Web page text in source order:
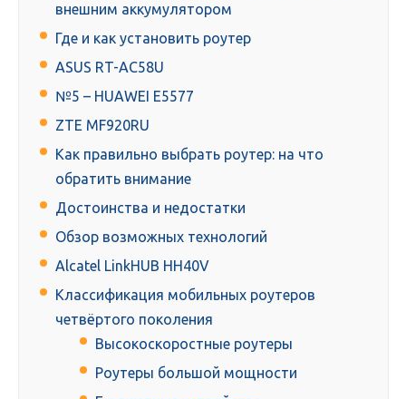
внешним аккумулятором
Где и как установить роутер
ASUS RT-AC58U
№5 – HUAWEI E5577
ZTE MF920RU
Как правильно выбрать роутер: на что
обратить внимание
Достоинства и недостатки
Обзор возможных технологий
Alcatel LinkHUB HH40V
Классификация мобильных роутеров
четвёртого поколения
Высокоскоростные роутеры
Роутеры большой мощности